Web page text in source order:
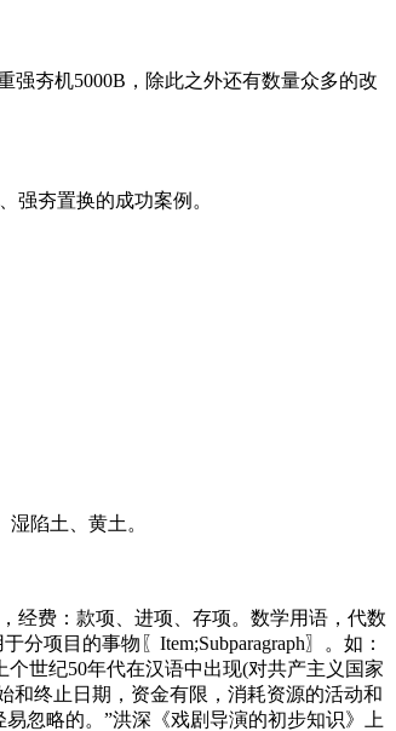
强夯机5000B，除此之外还有数量众多的改
强夯置换的成功案例。
陷土、黄土。
经费：款项、进项、存项。数学用语，代数
项目的事物〖Item;Subparagraph〗。如：
世纪50年代在汉语中出现(对共产主义国家
和终止日期，资金有限，消耗资源的活动和
忽略的。”洪深《戏剧导演的初步知识》上